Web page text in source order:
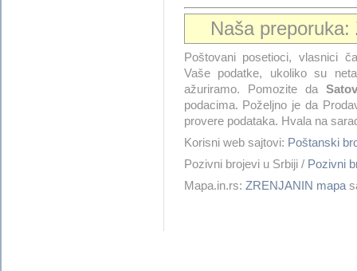
Naša preporuka:
Poštovani posetioci, vlasnici
Vaše podatke, ukoliko su
ažuriramo. Pomozite da
podacima. Poželjno je da
provere podataka. Hvala na
Korisni web sajtovi: Poštanski
Pozivni brojevi u Srbiji / Pozivni
Mapa.in.rs: ZRENJANIN mapa